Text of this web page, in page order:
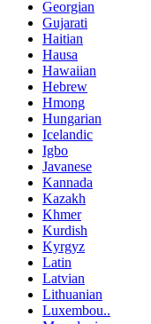
Georgian
Gujarati
Haitian
Hausa
Hawaiian
Hebrew
Hmong
Hungarian
Icelandic
Igbo
Javanese
Kannada
Kazakh
Khmer
Kurdish
Kyrgyz
Latin
Latvian
Lithuanian
Luxembou..